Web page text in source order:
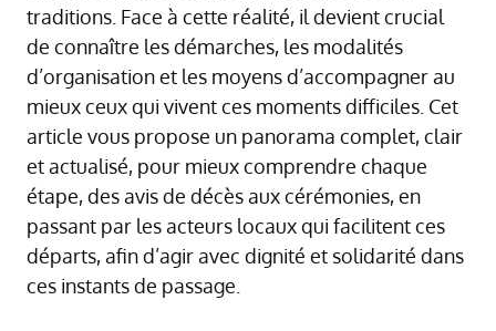
traditions. Face à cette réalité, il devient crucial
de connaître les démarches, les modalités
d’organisation et les moyens d’accompagner au
mieux ceux qui vivent ces moments difficiles. Cet
article vous propose un panorama complet, clair
et actualisé, pour mieux comprendre chaque
étape, des avis de décès aux cérémonies, en
passant par les acteurs locaux qui facilitent ces
départs, afin d’agir avec dignité et solidarité dans
ces instants de passage.